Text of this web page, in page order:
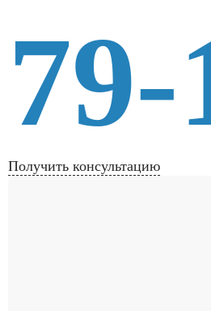
79-
Получить консультацию